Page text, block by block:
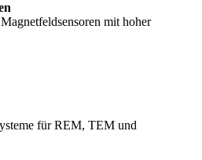
mit hoher
für REM, TEM und